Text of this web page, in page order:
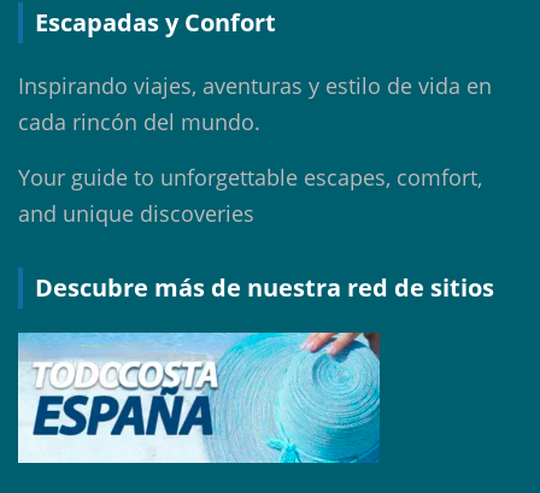
Escapadas y Confort
Inspirando viajes, aventuras y estilo de vida en
cada rincón del mundo.
Your guide to unforgettable escapes, comfort,
and unique discoveries
Descubre más de nuestra red de sitios